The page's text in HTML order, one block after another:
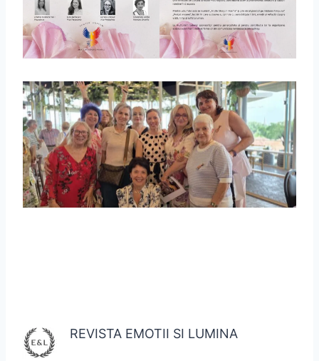
REVISTA EMOTII SI LUMINA